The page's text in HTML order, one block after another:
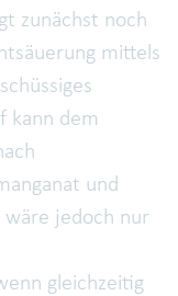
zunächst noch
mittels
kann dem
und
wäre jedoch nur
gleichzeitig